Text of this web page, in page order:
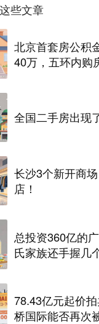
些文章
北京首套房公积
40万，五环内购
全国二手房出现
长沙3个新开商
店！
总投资360亿的
氏家族还手握几
78.43亿元起价
桥国际能否再次